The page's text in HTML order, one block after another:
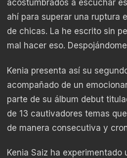
acostumbrados a escuchar
ahí para superar una ruptura
de chicas. La he escrito sin
mal hacer eso.
Kenia presenta así su
acompañado de un
parte de su álbum debut
de 13 cautivadores temas
de manera consecutiva y
Kenia Saiz ha experimentado